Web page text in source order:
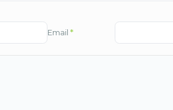
Email*